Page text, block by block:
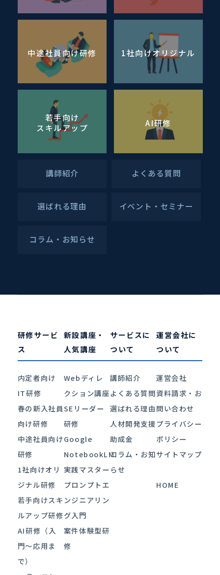
中途社員向け研修 1社向けオリジナル
若手向け
スキルアップ
AI研修
講師紹介 よくある質問
選ばれる理由 イベント・セミナー
コラム・お知らせ
研修サービ
ス
内定者向け
IT研修
春の新入社員
向け研修
中途社員向け
研修
1社向けオリ
ジナル研修
若手向けスキ
ルアップ研修
AI研修（入
門〜応用ま
で）
新設講座・
人気講座
Webディレ
クション講座
SEリーダー
研修
Google
NotebookLM
実践マスター
プロンプトエ
ンジニアリン
グ入門
案件体験型研
修
サービスに
ついて
講師紹介
よくある質問
選ばれる理由
人材開発支援
助成金
コラム・お知
らせ
運営会社に
ついて
運営会社
資料請求・お
問い合わせ
プライバシー
ポリシー
サイトマップ
HOME